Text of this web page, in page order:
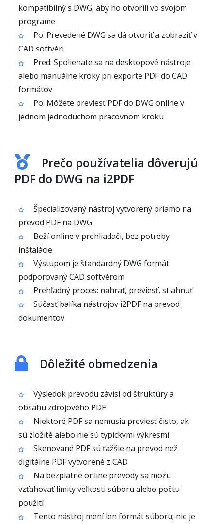
kompatibilný s DWG, aby ho otvorili vo svojom
programe
Po: Prevedené DWG sa dá otvoriť a zobraziť v
CAD softvéri
Pred: Spoliehate sa na desktopové nástroje
alebo manuálne kroky pri exporte PDF do CAD
formátov
Po: Môžete previesť PDF do DWG online v
jednom jednoduchom pracovnom kroku
Prečo používatelia dôverujú
PDF do DWG na i2PDF
Špecializovaný nástroj vytvorený priamo na
prevod PDF na DWG
Beží online v prehliadači, bez potreby
inštalácie
Výstupom je štandardný DWG formát
podporovaný CAD softvérom
Prehľadný proces: nahrať, previesť, stiahnuť
Súčasť balíka nástrojov i2PDF na prevod
dokumentov
Dôležité obmedzenia
Výsledok prevodu závisí od štruktúry a
obsahu zdrojového PDF
Niektoré PDF sa nemusia previesť čisto, ak
sú zložité alebo nie sú typickými výkresmi
Skenované PDF sú ťažšie na prevod než
digitálne PDF vytvorené z CAD
Na bezplatné online prevody sa môžu
vzťahovať limity veľkosti súboru alebo počtu
použití
Tento nástroj mení len formát súboru; nie je